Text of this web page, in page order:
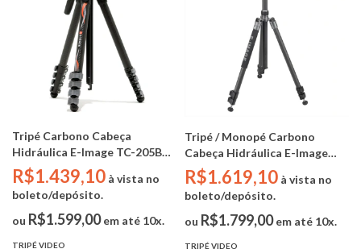
Tripé Carbono Cabeça
Hidráulica E-Image TC-205B
(5kg / alt. min 38.5cm - alt. max
159cm)
R$1.439,10 à vista no
boleto/depósito.
ou R$1.599,00em até 10x.
TRIPÉ VIDEO
Tripé / Monopé Carbono
Cabeça Hidráulica E-Image
TC-604 Plus (3.5kg / alt. min
60cm - alt. max 165cm)
R$1.619,10 à vista no
boleto/depósito.
ou R$1.799,00em até 10x.
TRIPÉ VIDEO